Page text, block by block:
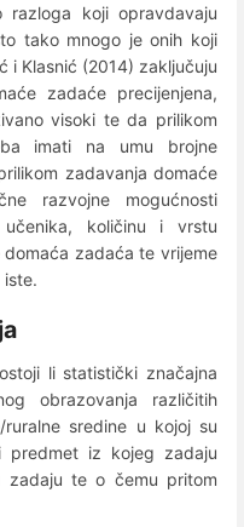
razloga koji opravdavaju
tako mnogo je onih koji
i Klasnić (2014) zaključuju
zadaće precijenjena,
visoki te da prilikom
imati na umu brojne
zadavanja domaće
razvojne mogućnosti
količinu i vrstu
zadaća te vrijeme
li statistički značajna
obrazovanja različitih
sredine u kojoj su
predmet iz kojeg zadaju
zadaju te o čemu pritom